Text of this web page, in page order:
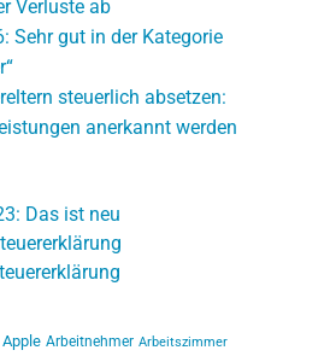
Verluste ab
Sehr gut in der Kategorie
steuerlich absetzen:
anerkannt werden
Das ist neu
Apple Arbeitnehmer Arbeitszimmer